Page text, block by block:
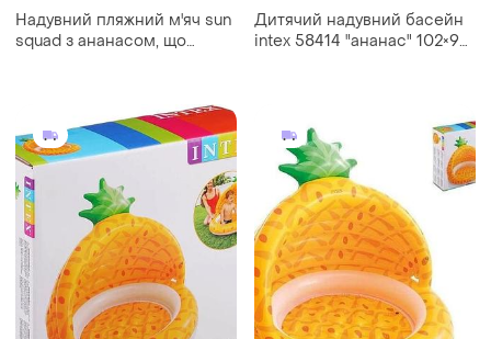
Надувний пляжний м'яч sun
squad з ананасом, що
Дитячий надувний басейн
intex 58414 "ананас" 102×94